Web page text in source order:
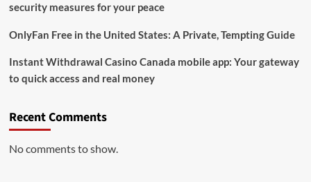
security measures for your peace
OnlyFan Free in the United States: A Private, Tempting Guide
Instant Withdrawal Casino Canada mobile app: Your gateway
to quick access and real money
Recent Comments
No comments to show.